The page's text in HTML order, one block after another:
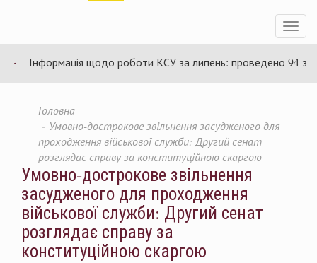
Toggle
Інформація щодо роботи КСУ за липень: проведено 94
Головна
Умовно-дострокове звільнення засудженого для
проходження військової служби: Другий сенат
розглядає справу за конституційною скаргою
Умовно-дострокове звільнення
засудженого для проходження
військової служби: Другий сенат
розглядає справу за
конституційною скаргою